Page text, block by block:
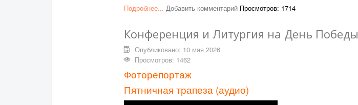
Подробнее... Добавить комментарий Просмотров: 1714
Конференция и Литургия на День Победы
Опубликовано: 10 мая 2026
Просмотров: 1462
Фоторепортаж
Пятничная трапеза (аудио)